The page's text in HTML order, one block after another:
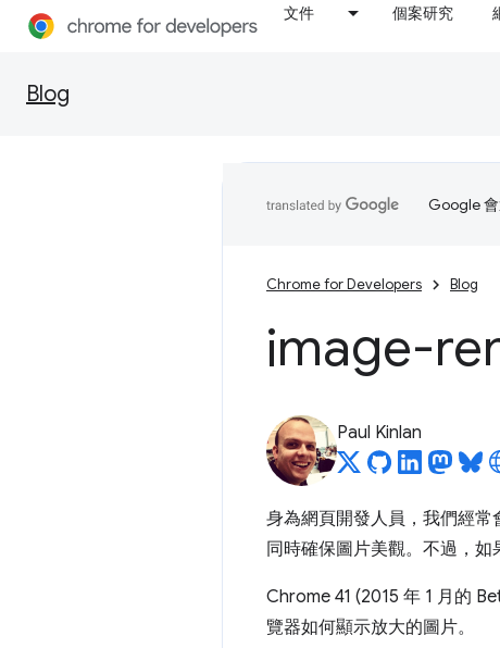
文件 個案研究
Blog
Google 會
Chrome for Developers Blog
image-
Paul Kinlan
身為網頁開發人員，我們經
同時確保圖片美觀。不過，
Chrome 41 (2015 年 1 月的
覽器如何顯示放大的圖片。